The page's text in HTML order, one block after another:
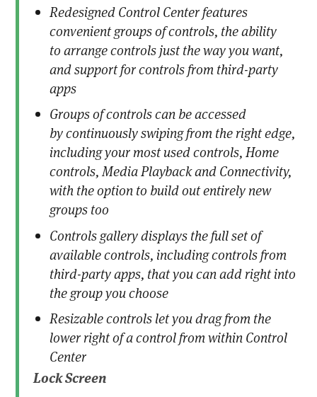
Redesigned Control Center features
convenient groups of controls, the ability
to arrange controls just the way you want,
and support for controls from third-party
apps
Groups of controls can be accessed
by continuously swiping from the right edge,
including your most used controls, Home
controls, Media Playback and Connectivity,
with the option to build out entirely new
groups too
Controls gallery displays the full set of
available controls, including controls from
third-party apps, that you can add right into
the group you choose
Resizable controls let you drag from the
lower right of a control from within Control
Center
Lock Screen